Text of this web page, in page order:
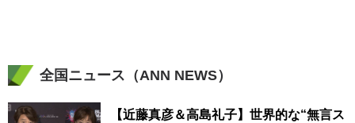
全国ニュース（ANN NEWS）
【近藤真彦＆高島礼子】世界的な“無言ス